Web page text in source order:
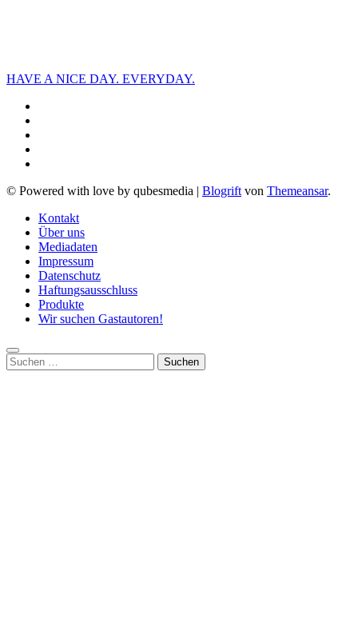
HAVE A NICE DAY. EVERYDAY.
© Powered with love by qubesmedia | Blogrift von Themeansar.
Kontakt
Über uns
Mediadaten
Impressum
Datenschutz
Haftungsausschluss
Produkte
Wir suchen Gastautoren!
Suchen
nach: